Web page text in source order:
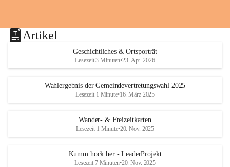
Artikel
Geschichtliches & Ortsporträt
Lesezeit 3 Minuten•23. Apr. 2026
Wahlergebnis der Gemeindevertretungswahl 2025
Lesezeit 1 Minute•16. März 2025
Wander- & Freizeitkarten
Lesezeit 1 Minute•20. Nov. 2025
Kumm hock her - LeaderProjekt
Lesezeit 7 Minuten•20. Nov. 2025